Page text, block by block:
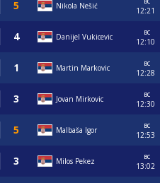
Nikola Nešić
12:21
Danijel Vukicevic
вс
12:10
Martin Markovic
вс
12:28
Jovan Mirkovic
вс
12:30
Malbaša Igor
вс
12:53
Milos Pekez
вс
13:02